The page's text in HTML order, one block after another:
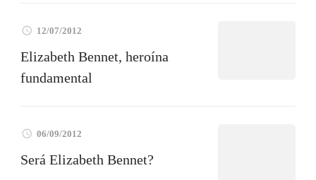
12/07/2012
Elizabeth Bennet, heroína
fundamental
06/09/2012
Será Elizabeth Bennet?